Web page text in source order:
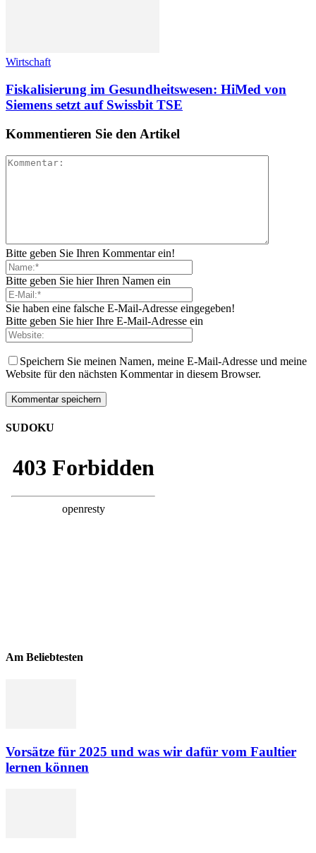
Wirtschaft
Fiskalisierung im Gesundheitswesen: HiMed von
Siemens setzt auf Swissbit TSE
Kommentieren Sie den Artikel
Bitte geben Sie Ihren Kommentar ein!
Bitte geben Sie hier Ihren Namen ein
Sie haben eine falsche E-Mail-Adresse eingegeben!
Bitte geben Sie hier Ihre E-Mail-Adresse ein
Speichern Sie meinen Namen, meine E-Mail-Adresse und meine
Website für den nächsten Kommentar in diesem Browser.
SUDOKU
Am Beliebtesten
Vorsätze für 2025 und was wir dafür vom Faultier
lernen können